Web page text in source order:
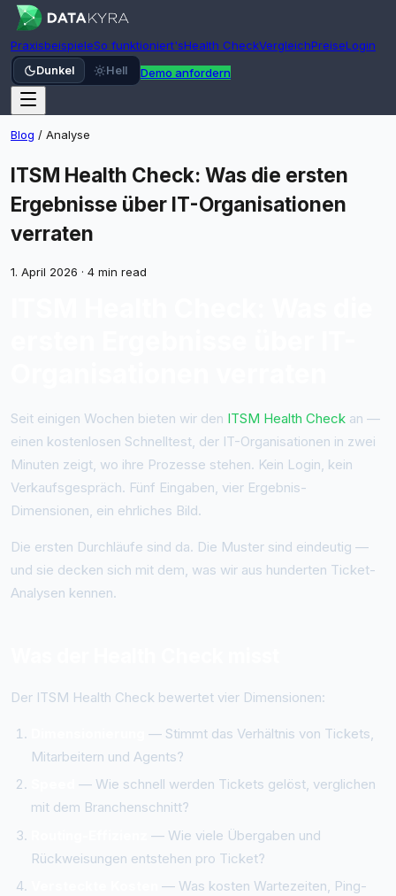
PraxisbeispieleSo funktioniert'sHealth CheckVergleichPreiseLogin
Dunkel Hell Demo anfordern
Blog / Analyse
ITSM Health Check: Was die ersten
Ergebnisse über IT-Organisationen
verraten
1. April 2026 · 4 min read
Seit einigen Wochen bieten wir den ITSM Health Check an —
einen kostenlosen Schnelltest, der IT-Organisationen in zwei
Minuten zeigt, wo ihre Prozesse stehen. Kein Login, kein
Verkaufsgespräch. Fünf Eingaben, vier Ergebnis-
Dimensionen, ein ehrliches Bild.
Die ersten Durchläufe sind da. Die Muster sind eindeutig —
und sie decken sich mit dem, was wir aus hunderten Ticket-
Analysen kennen.
Der ITSM Health Check bewertet vier Dimensionen:
— Stimmt das Verhältnis von Tickets,
Mitarbeitern und Agents?
— Wie schnell werden Tickets gelöst, verglichen
mit dem Branchenschnitt?
— Wie viele Übergaben und
Rückweisungen entstehen pro Ticket?
— Was kosten Wartezeiten, Ping-